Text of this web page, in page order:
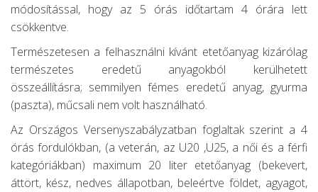
módosítással, hogy az 5 órás időtartam 4 órára lett
csökkentve.
Természetesen a felhasználni kívánt etetőanyag kizárólag
természetes eredetű anyagokból kerülhetett
összeállításra; semmilyen fémes eredetű anyag, gyurma
(paszta), műcsali nem volt használható.
Az Országos Versenyszabályzatban foglaltak szerint a 4
órás fordulókban, (a veterán, az U20 ,U25, a női és a férfi
kategóriákban) maximum 20 liter etetőanyag (bekevert,
áttört, kész, nedves állapotban, beleértve földet, agyagot,